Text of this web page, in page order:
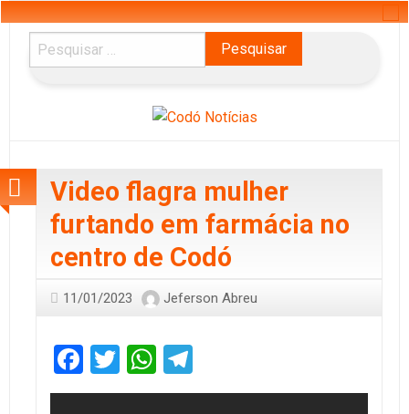
Pesquisar
por:
Video flagra mulher
furtando em farmácia no
centro de Codó
11/01/2023 Jeferson Abreu
Facebook
TwitterWhatsApp